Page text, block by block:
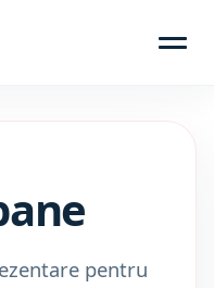
pentru